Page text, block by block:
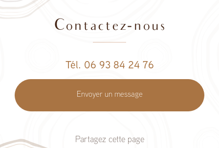
Contactez-nous
Tél. 06 93 84 24 76
Envoyer un message
Partagez cette page